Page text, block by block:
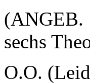
(ANGEB.
sechs
O.O.